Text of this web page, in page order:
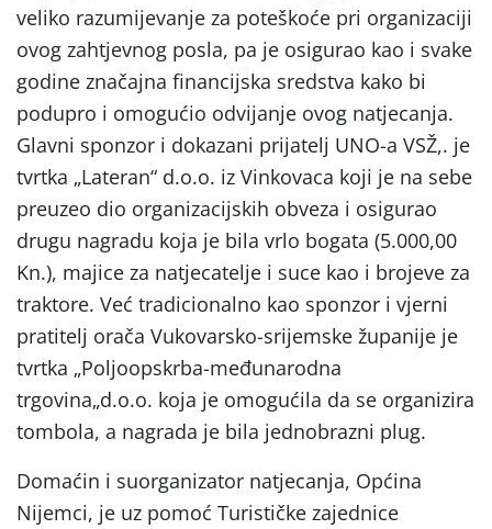
veliko razumijevanje za poteškoće pri organizaciji
ovog zahtjevnog posla, pa je osigurao kao i svake
godine značajna financijska sredstva kako bi
podupro i omogućio odvijanje ovog natjecanja.
Glavni sponzor i dokazani prijatelj UNO-a VSŽ,. je
tvrtka „Lateran“ d.o.o. iz Vinkovaca koji je na sebe
preuzeo dio organizacijskih obveza i osigurao
drugu nagradu koja je bila vrlo bogata (5.000,00
Kn.), majice za natjecatelje i suce kao i brojeve za
traktore. Već tradicionalno kao sponzor i vjerni
pratitelj orača Vukovarsko-srijemske županije je
tvrtka „Poljoopskrba-međunarodna
trgovina„d.o.o. koja je omogućila da se organizira
tombola, a nagrada je bila jednobrazni plug.
Domaćin i suorganizator natjecanja, Općina
Nijemci, je uz pomoć Turističke zajednice